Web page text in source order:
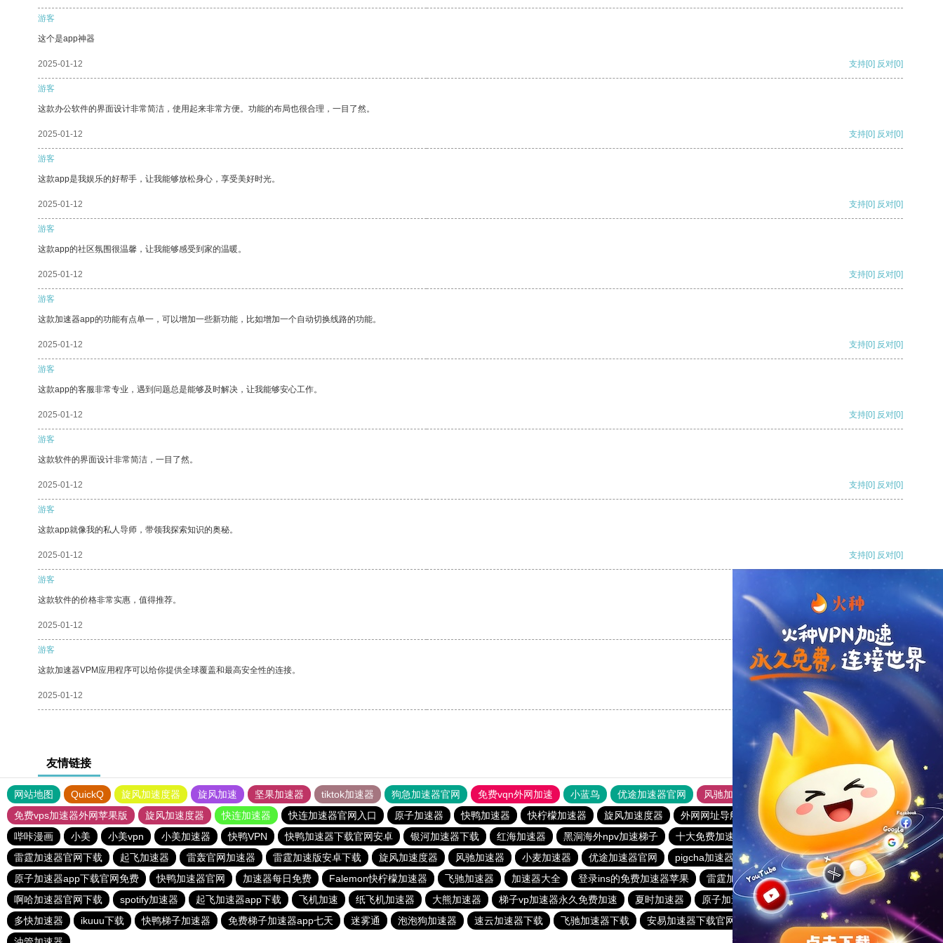
游客
这个是app神器
2025-01-12 支持[0] 反对[0]
游客
这款办公软件的界面设计非常简洁，使用起来非常方便。功能的布局也很合理，一目了然。
2025-01-12 支持[0] 反对[0]
游客
这款app是我娱乐的好帮手，让我能够放松身心，享受美好时光。
2025-01-12 支持[0] 反对[0]
游客
这款app的社区氛围很温馨，让我能够感受到家的温暖。
2025-01-12 支持[0] 反对[0]
游客
这款加速器app的功能有点单一，可以增加一些新功能，比如增加一个自动切换线路的功能。
2025-01-12 支持[0] 反对[0]
游客
这款app的客服非常专业，遇到问题总是能够及时解决，让我能够安心工作。
2025-01-12 支持[0] 反对[0]
游客
这款软件的界面设计非常简洁，一目了然。
2025-01-12 支持[0] 反对[0]
游客
这款app就像我的私人导师，带领我探索知识的奥秘。
2025-01-12 支持[0] 反对[0]
游客
这款软件的价格非常实惠，值得推荐。
2025-01-12 支持 反对
游客
这款加速器VPM应用程序可以给你提供全球覆盖和最高安全性的连接。
2025-01-12
友情链接
网站地图 QuickQ 旋风加速度器 旋风加速 坚果加速器 tiktok加速器 狗急加速器官网 免费vqn外网加速 小蓝鸟 优途加速器官网 风驰加速器
旋风加速器
免费vps加速器外网苹果版
旋风加速度器 快连加速器 快连加速器官网入口 原子加速器 快鸭加速器 快柠檬加速器 旋风加速度器 外网网址导航 软件中心 雷霆加速
狂飙加速器
哔咔漫画
小美 小美vpn 小美加速器 快鸭VPN 快鸭加速器下载官网安卓 银河加速器下载 红海加速器 黑洞海外npv加速梯子 十大免费加速器 ios加速器推荐
免费加速神器vpm
雷霆加速器官网下载
起飞加速器 雷轰官网加速器 雷霆加速版安卓下载 旋风加速度器 风驰加速器 小麦加速器 优途加速器官网 pigcha加速器
快鸭加速app下载官网
原子加速器app下载官网免费
快鸭加速器官网 加速器每日免费 Falemon快柠檬加速器 飞驰加速器 加速器大全 登录ins的免费加速器苹果 雷霆加速下载
加速器免费
啊哈加速器官网下载
spotify加速器 起飞加速器app下载 飞机加速 纸飞机加速器 大熊加速器 梯子vp加速器永久免费加速 夏时加速器 原子加速器 shadow rocket
小鸟加速器
多快加速器
ikuuu下载 快鸭梯子加速器 免费梯子加速器app七天 迷雾通 泡泡狗加速器 速云加速器下载 飞驰加速器下载 安易加速器下载官网最新版2024
小火箭加速器安卓